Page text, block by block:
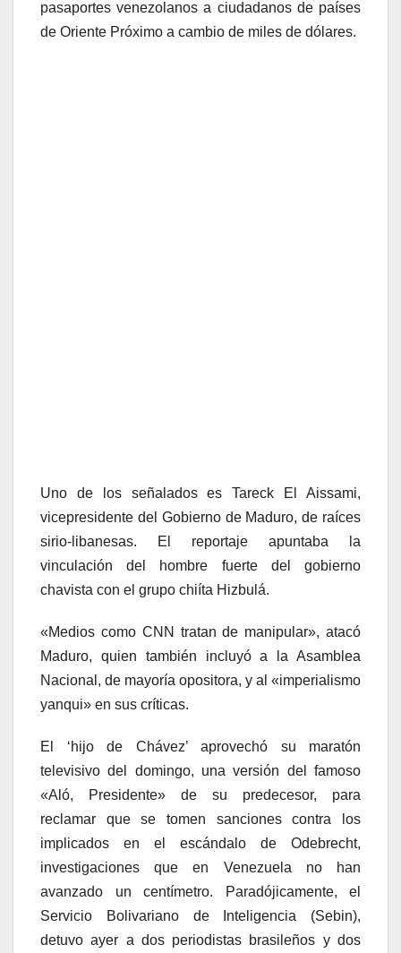
pasaportes venezolanos a ciudadanos de países
de Oriente Próximo a cambio de miles de dólares.
Uno de los señalados es Tareck El Aissami,
vicepresidente del Gobierno de Maduro, de raíces
sirio-libanesas. El reportaje apuntaba la
vinculación del hombre fuerte del gobierno
chavista con el grupo chiíta Hizbulá.
«Medios como CNN tratan de manipular», atacó
Maduro, quien también incluyó a la Asamblea
Nacional, de mayoría opositora, y al «imperialismo
yanqui» en sus críticas.
El ‘hijo de Chávez’ aprovechó su maratón
televisivo del domingo, una versión del famoso
«Aló, Presidente» de su predecesor, para
reclamar que se tomen sanciones contra los
implicados en el escándalo de Odebrecht,
investigaciones que en Venezuela no han
avanzado un centímetro. Paradójicamente, el
Servicio Bolivariano de Inteligencia (Sebin),
detuvo ayer a dos periodistas brasileños y dos